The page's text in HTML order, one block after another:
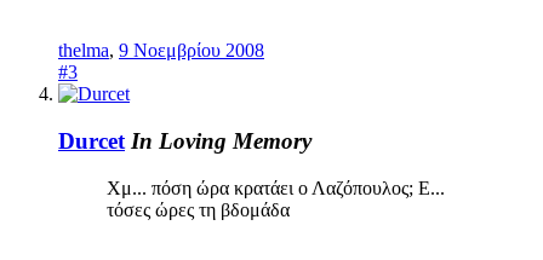
thelma, 9 Νοεμβρίου 2008
#3
Durcet In Loving Memory
Χμ... πόση ώρα κρατάει ο Λαζόπουλος; Ε...
τόσες ώρες τη βδομάδα